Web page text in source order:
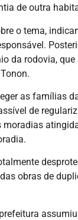
de outra
o tema,
da rodovia, que
as famílias
de
moradias
obras de